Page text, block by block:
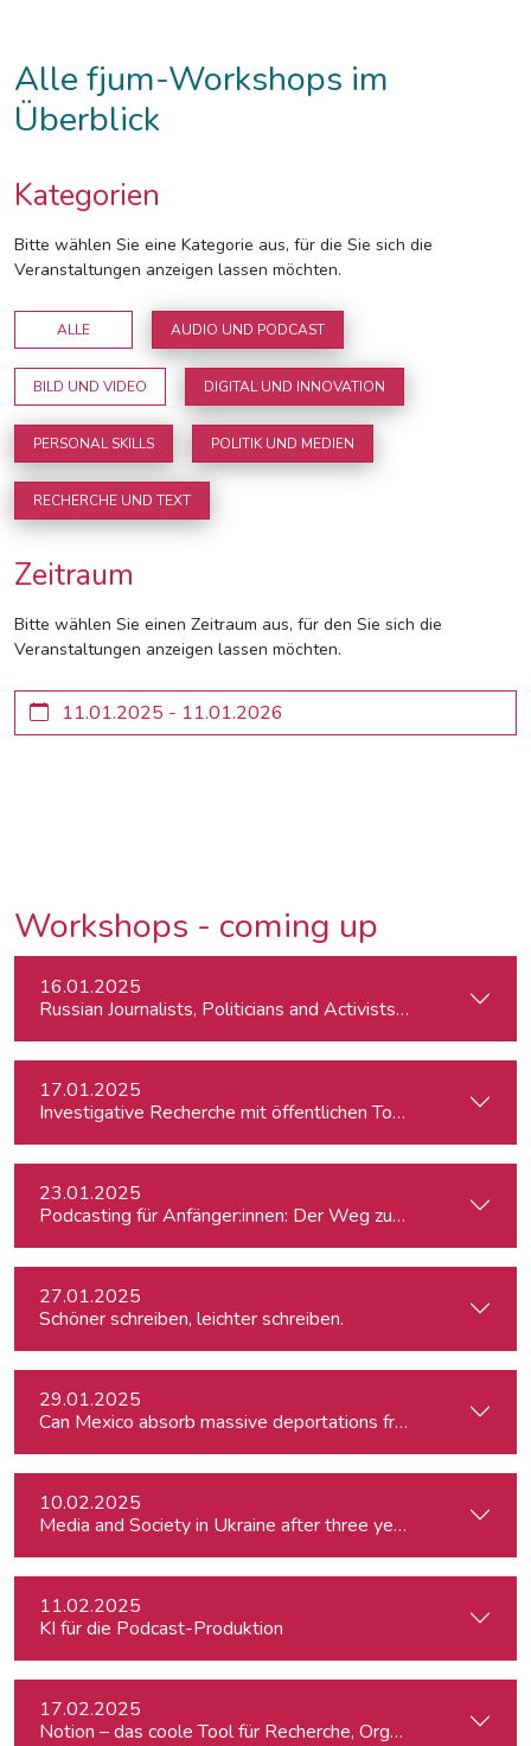
Alle fjum-Workshops im
Überblick
Kategorien
Bitte wählen Sie eine Kategorie aus, für die Sie sich die
Veranstaltungen anzeigen lassen möchten.
ALLE AUDIO UND PODCAST
BILD UND VIDEO DIGITAL UND INNOVATION
PERSONAL SKILLS POLITIK UND MEDIEN
RECHERCHE UND TEXT
Zeitraum
Bitte wählen Sie einen Zeitraum aus, für den Sie sich die
Veranstaltungen anzeigen lassen möchten.
Workshops - coming up
16.01.2025
Russian Journalists, Politicians and Activists in Europe:
17.01.2025
Investigative Recherche mit öffentlichen Tools – von
23.01.2025
Podcasting für Anfänger:innen: Der Weg zum eigenen
27.01.2025
Schöner schreiben, leichter schreiben.
29.01.2025
Can Mexico absorb massive deportations from the US?
10.02.2025
Media and Society in Ukraine after three years of war.
11.02.2025
KI für die Podcast-Produktion
17.02.2025
Notion – das coole Tool für Recherche, Organisation &